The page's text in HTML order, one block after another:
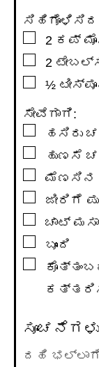
ಸಿಹಿಗೊಳಿಸಿದ
▢2 ಕಪ್
▢2
▢½
ಸೇವೆಗಾಗಿ:
ಹಸಿರು
ಹುಣಸೆ
▢ಮೆಣಸಿನ
▢ಜೀರಿಗೆ
▢ಚಾಟ್
▢ಬೂಂದಿ
ಸೂಚನೆಗಳು
ದಹಿ ಭಲ್ಲಾಗೆ